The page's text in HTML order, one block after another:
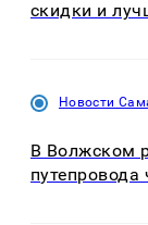
скидки и
Новости
В Волжском
путепровода